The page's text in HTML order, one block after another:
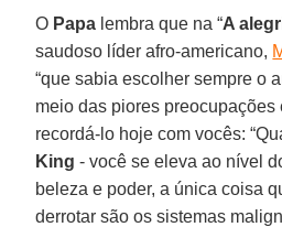
O Papa lembra que na “A
saudoso líder afro-americano,
“que sabia escolher sempre o
meio das piores preocupações
recordá-lo hoje com vocês:
King - você se eleva ao nível
beleza e poder, a única coisa
derrotar são os sistemas